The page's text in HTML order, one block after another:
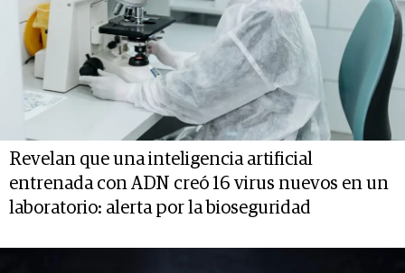
Revelan que una inteligencia artificial
entrenada con ADN creó 16 virus nuevos en un
laboratorio: alerta por la bioseguridad